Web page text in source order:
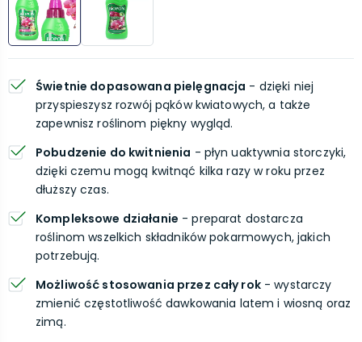
Świetnie dopasowana pielęgnacja - dzięki niej
przyspieszysz rozwój pąków kwiatowych, a także
zapewnisz roślinom piękny wygląd.
Pobudzenie do kwitnienia - płyn uaktywnia storczyki,
dzięki czemu mogą kwitnąć kilka razy w roku przez
dłuższy czas.
Kompleksowe działanie - preparat dostarcza
roślinom wszelkich składników pokarmowych, jakich
potrzebują.
Możliwość stosowania przez cały rok- wystarczy
zmienić częstotliwość dawkowania latem i wiosną oraz
zimą.